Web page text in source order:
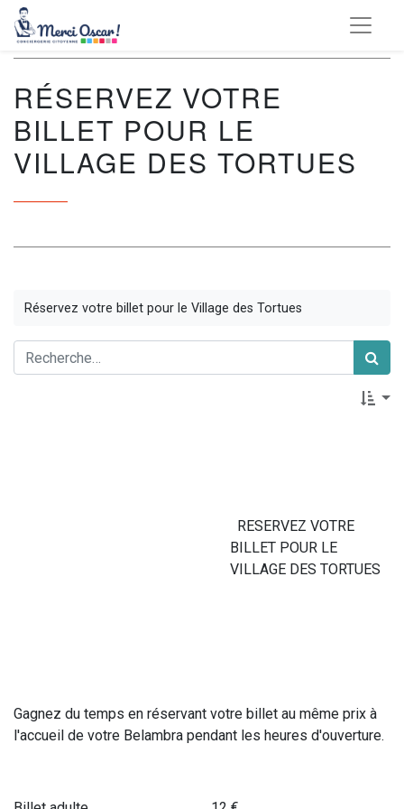
RÉSERVEZ VOTRE
BILLET POUR LE
VILLAGE DES TORTUES
Réservez votre billet pour le Village des Tortues
RESERVEZ VOTRE
BILLET POUR LE
VILLAGE DES TORTUES
Gagnez du temps en réservant votre billet au même prix à
l'accueil de votre Belambra pendant les heures d'ouverture.